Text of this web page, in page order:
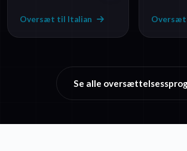
Oversæt til Italian
Se alle